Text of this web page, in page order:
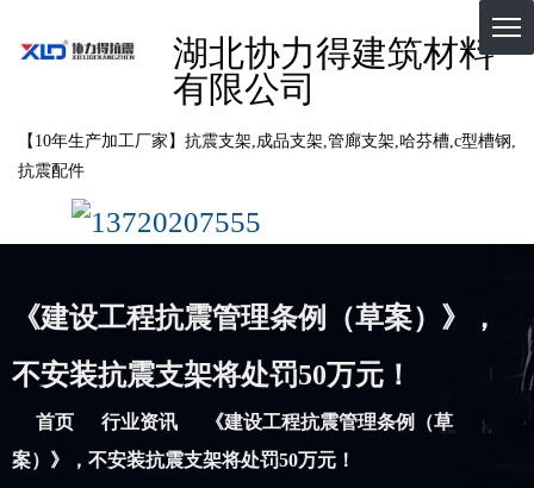
湖北协力得建筑材料
有限公司
【10年生产加工厂家】抗震支架,成品支架,管廊支架,哈芬槽,c型槽钢,
抗震配件
13720207555
《建设工程抗震管理条例（草案）》，
不安装抗震支架将处罚50万元！
首页 行业资讯
《建设工程抗震管理条例（草
案）》，不安装抗震支架将处罚50万元！